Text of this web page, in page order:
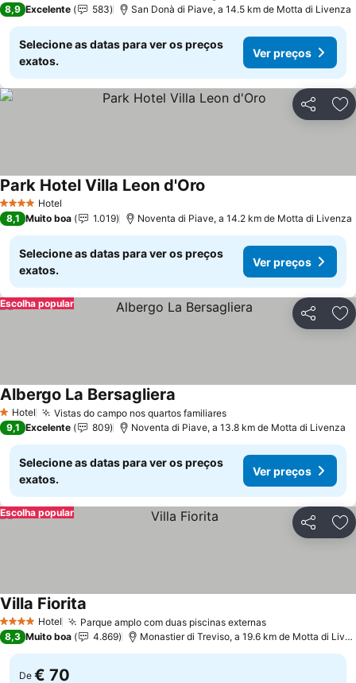
8,9 Excelente 583 San Donà di Piave, a 14.5 km de Motta di Livenza
Selecione as datas para ver os preços
exatos.
Ver preços
Partilhar
4 EstrelasHotel
Park Hotel Villa Leon d'Oro
8,1 Muito boa 1.019 Noventa di Piave, a 14.2 km de Motta di Livenza
Selecione as datas para ver os preços
exatos.
Ver preços
Partilhar
Escolha popular
1 Estrelas
Hotel Vistas do campo nos quartos familiares
Albergo La Bersagliera
9,1 Excelente 809 Noventa di Piave, a 13.8 km de Motta di Livenza
Selecione as datas para ver os preços
exatos.
Ver preços
Partilhar
Escolha popular
4 EstrelasHotel Parque amplo com duas piscinas externas
Villa Fiorita
8,3 Muito boa 4.869 Monastier di Treviso, a 19.6 km de Motta di Livenza
De € 70